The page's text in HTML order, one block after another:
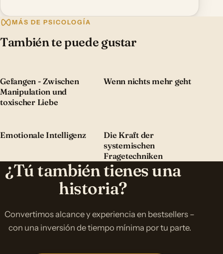
MÁS DE PSICOLOGÍA
También te puede gustar
Gefangen - Zwischen
Manipulation und
toxischer Liebe
Wenn nichts mehr geht
Emotionale Intelligenz
Die Kraft der
systemischen
Fragetechniken
¿Tú también tienes una
historia?
Convertimos alcance y experiencia en bestsellers –
con una inversión de tiempo mínima por tu parte.